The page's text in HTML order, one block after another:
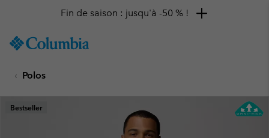
TO
SKIP
MAIN
NAV
Fin de saison : jusqu'à -50 % !
Polos
Bestseller